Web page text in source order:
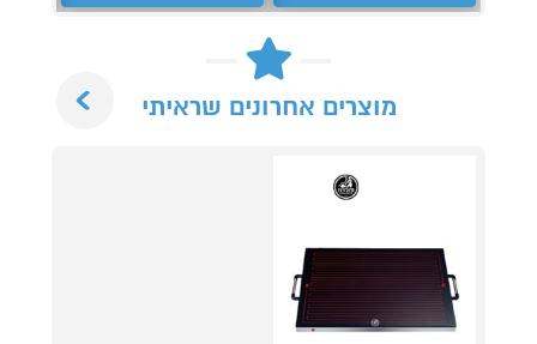
מוצרים אחרונים שראיתי